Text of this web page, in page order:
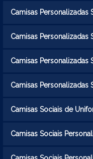
Camisas Personalizadas
Camisas Personalizadas
Camisas Personalizadas
Camisas Personalizadas
Camisas Sociais de
Camisas Sociais